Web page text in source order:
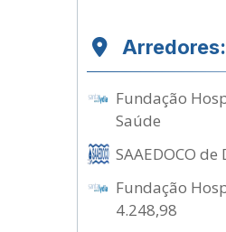
Arredores:
Fundação
Saúde
SAAEDOCO
Fundação
4.248,98